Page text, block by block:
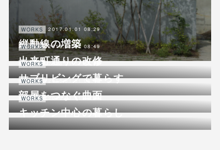
WORKS 2017.01.01 08:29
縦動線の増築
WORKS 2016.01.01 08:49
出来町通りの改修
WORKS
サブリビングで暮らす
WORKS
部屋をつなぐ曲面
WORKS
キッチン中心の暮らし